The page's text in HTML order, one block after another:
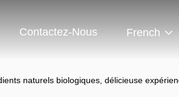
Contactez-Nous French
naturels biologiques, délicieuse